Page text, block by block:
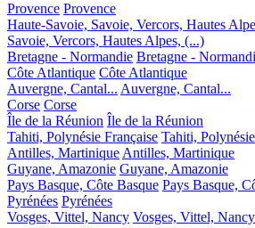
Provence Provence
Haute-Savoie, Savoie, Vercors, Hautes
Savoie, Vercors, Hautes Alpes, (...)
Bretagne - Normandie Bretagne -
Côte Atlantique Côte Atlantique
Auvergne, Cantal... Auvergne, Cantal...
Corse Corse
Île de la Réunion Île de la Réunion
Tahiti, Polynésie Française Tahiti,
Antilles, MartiniqueAntilles, Martinique
Guyane, Amazonie Guyane, Amazonie
Pays Basque, Côte Basque Pays Basque,
Pyrénées Pyrénées
Vosges, Vittel, Nancy Vosges, Vittel, Nancy